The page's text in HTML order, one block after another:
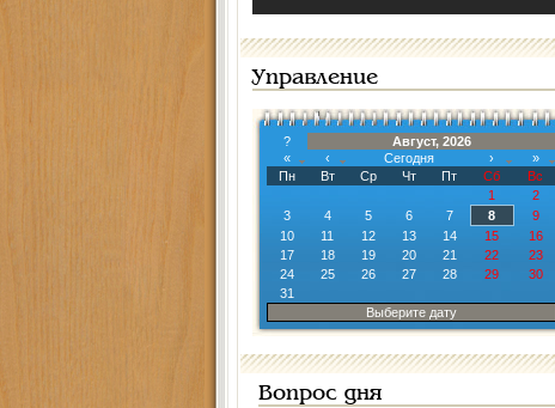
Управление
?
Август, 2026
«
‹ Сегодня ›
»
Пн
Вт Ср Чт Пт Сб
Вс
1
2
3
4 5 6 7 8
9
10
11 12 13 14 15
16
17
18 19 20 21 22
23
24
25 26 27 28 29
30
31
Выберите дату
Вопрос дня